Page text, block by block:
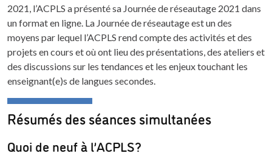
2021, l’ACPLS a présenté sa Journée de réseautage 2021 dans
un format en ligne. La Journée de réseautage est un des
moyens par lequel l’ACPLS rend compte des activités et des
projets en cours et où ont lieu des présentations, des ateliers et
des discussions sur les tendances et les enjeux touchant les
enseignant(e)s de langues secondes.
Résumés des séances simultanées
Quoi de neuf à l’ACPLS?